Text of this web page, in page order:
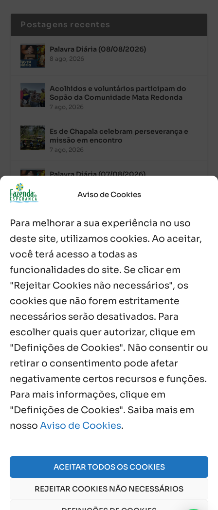
Aviso de Cookies
Para melhorar a sua experiência no uso
deste site, utilizamos cookies. Ao aceitar,
você terá acesso a todas as
funcionalidades do site. Se clicar em
"Rejeitar Cookies não necessários", os
cookies que não forem estritamente
necessários serão desativados. Para
escolher quais quer autorizar, clique em
"Definições de Cookies". Não consentir ou
retirar o consentimento pode afetar
negativamente certos recursos e funções.
Para mais informações, clique em
"Definições de Cookies". Saiba mais em
nosso Aviso de Cookies.
ACEITAR TODOS OS COOKIES
REJEITAR COOKIES NÃO NECESSÁRIOS
Postagens recentes
Palavra Diária (08/08/2026)
8 ago, 2026
Acolhidos e voluntários participam do
Sopão da Comunidade Mata Redonda
7 ago, 2026
Es de Chapala celebram perseverança e
missão em encontro
7 ago, 2026
Palavra Diária (07/08/2026)
Feminina de Chapala celebra aniversário
com missa e festa
6 ago, 2026
Boletim JULHO de 2026 – Centro Infantil
Chitaitai
6 ago, 2026
Notícias por Categoria
Agosto, 2026
da Esperança. CNPJ: 48555775000150 |
Aviso de Cookies